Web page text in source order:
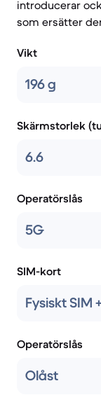
introducerar
som ersätter
Vikt
196 g
Skärmstorlek
6.6
Operatörslås
5G
SIM-kort
Fysiskt SIM
Operatörslås
Olåst